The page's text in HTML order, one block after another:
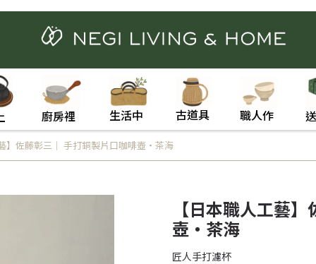
廚房裡 生活中 古道具 職人作
】佐藤彰三｜ 手打銅製片口咖啡壺・茶海
【日本職人工藝
壺・茶海
匠人手打濾杯